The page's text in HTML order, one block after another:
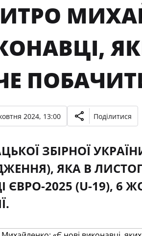
2024, 13:00 Поділитися
ЗБІРНОЇ
ЯКА В
ЄВРО-2025 (U-19), 6